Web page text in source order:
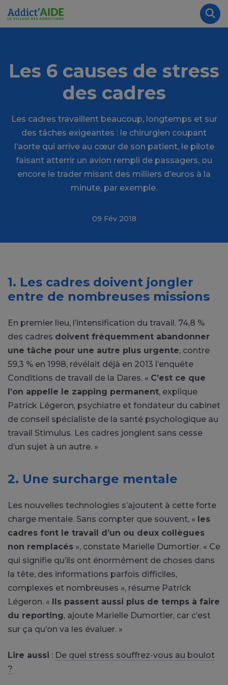
Aller au contenu principal
Les 6 causes de stress
des cadres
Les cadres travaillent beaucoup, longtemps et sur
des tâches exigeantes : le chirurgien coupant
l’aorte qui arrive au cœur de son patient, le pilote
faisant atterrir un avion rempli de passagers, ou
encore le trader misant des milliers d’euros à la
minute, par exemple.
09 Fév 2018
1. Les cadres doivent jongler
entre de nombreuses missions
En premier lieu, l’intensification du travail. 74,8 %
des cadres doivent fréquemment abandonner
une tâche pour une autre plus urgente, contre
59,3 % en 1998, révélait déjà en 2013 l’enquête
Conditions de travail de la Dares. « C’est ce que
l’on appelle le zapping permanent, explique
Patrick Légeron, psychiatre et fondateur du cabinet
de conseil spécialiste de la santé psychologique au
travail Stimulus. Les cadres jonglent sans cesse
d’un sujet à un autre. »
2. Une surcharge mentale
Les nouvelles technologies s’ajoutent à cette forte
charge mentale. Sans compter que souvent, « les
cadres font le travail d’un ou deux collègues
non remplacés », constate Marielle Dumortier. « Ce
qui signifie qu’ils ont énormément de choses dans
la tête, des informations parfois difficiles,
complexes et nombreuses », résume Patrick
Légeron. « Ils passent aussi plus de temps à faire
du reporting, ajoute Marielle Dumortier, car c’est
sur ça qu’on va les évaluer. »
Lire aussi : De quel stress souffrez-vous au boulot
?
Panneau de gestion des cookies